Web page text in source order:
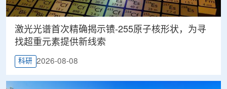
激光光谱首次精确揭示镄-255原子核形状，为寻
找超重元素提供新线索
科研 2026-08-08